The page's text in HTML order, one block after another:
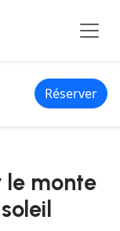
Réserver
du soleil
le monte